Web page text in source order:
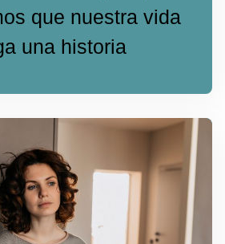
que nuestra vida
una historia